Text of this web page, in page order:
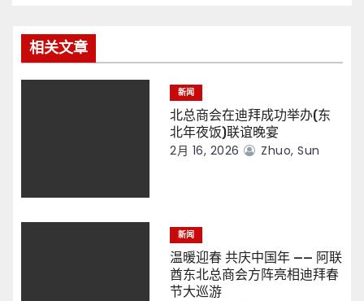
相关文章
新闻
北总商会在迪拜成功举办(东
北年夜饭)联谊晚宴
2月 16, 2026 Zhuo, Sun
新闻
温暖迎春 共庆中国年 —— 阿联
酋东北总商会方阵亮相迪拜春
节大巡游